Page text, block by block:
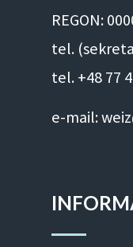
REGON:
tel.
tel. +48 77
e-mail: